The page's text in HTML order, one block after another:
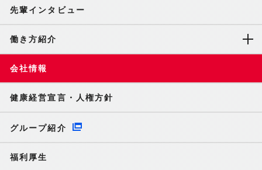
先輩インタビュー
働き方紹介
会社情報
健康経営宣言・人権方針
グループ紹介
福利厚生